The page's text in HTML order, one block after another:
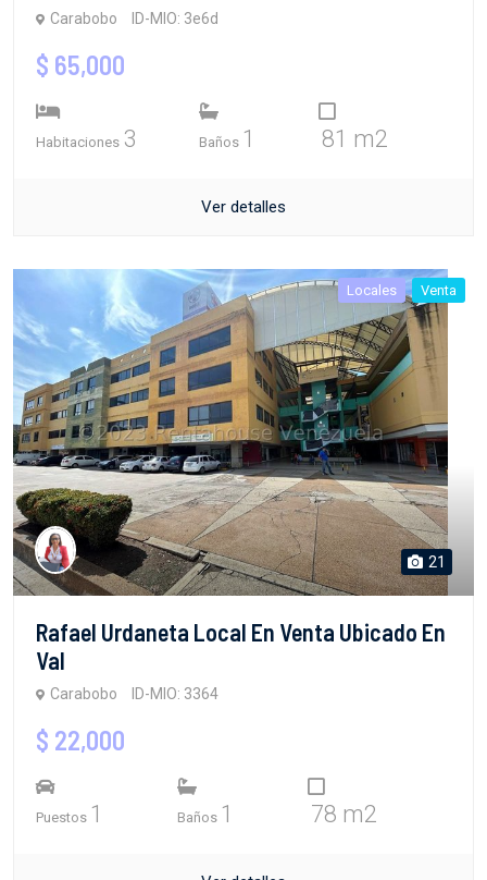
Carabobo ID-MIO: 3e6d
$ 65,000
Habitaciones 3 Baños 1 81 m2
Ver detalles
Locales Venta
21
Rafael Urdaneta Local En Venta Ubicado En
Val
Carabobo ID-MIO: 3364
$ 22,000
Puestos 1 Baños 1 78 m2